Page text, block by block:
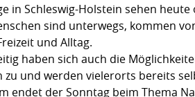
in Schleswig-Holstein sehen
sind unterwegs, kommen
und Alltag.
haben sich auch die
zu und werden vielerorts bereits
endet der Sonntag beim Thema